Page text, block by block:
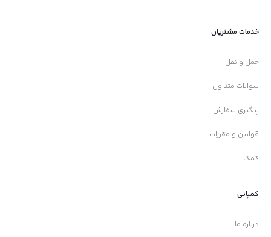
خدمات مشتریان
حمل و نقل
سوالات متداول
پیگیری سفارش
قوانین و مقررات
کمک
کمپانی
درباره ما